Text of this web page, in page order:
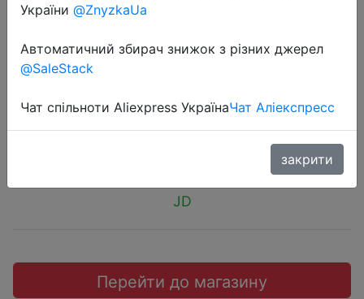
Teclast USB Флэша 64G USB3.0
Темно-Серый.
$9.7
JD
Перейти до магазину
України @ZnyzkaUa
Автоматичний збирач знижок з різних джерел
@SaleStack
Чат спільноти Aliexpress УкраїнаЧат Аліекспресс
закрити